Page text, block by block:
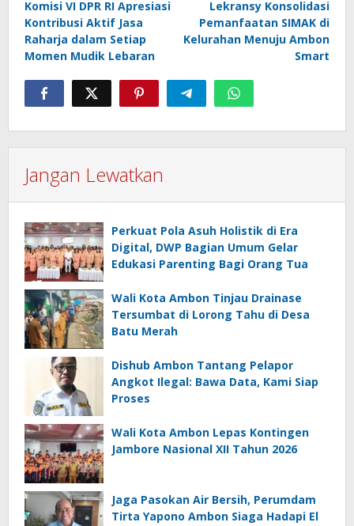
pos
Komisi VI DPR RI Apresiasi
Kontribusi Aktif Jasa
Raharja dalam Setiap
Momen Mudik Lebaran
Lekransy Konsolidasi
Pemanfaatan SIMAK di
Kelurahan Menuju Ambon
Smart
Jangan Lewatkan
Perkuat Pola Asuh Holistik di Era
Digital, DWP Bagian Umum Gelar
Edukasi Parenting Bagi Orang Tua
Wali Kota Ambon Tinjau Drainase
Tersumbat di Lorong Tahu di Desa
Batu Merah
Dishub Ambon Tantang Pelapor
Angkot Ilegal: Bawa Data, Kami Siap
Proses
Wali Kota Ambon Lepas Kontingen
Jambore Nasional XII Tahun 2026
Jaga Pasokan Air Bersih, Perumdam
Tirta Yapono Ambon Siaga Hadapi El